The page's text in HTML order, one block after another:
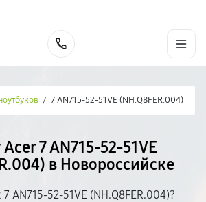
/ 7 AN715-52-51VE (NH.Q8FER.004)
7 AN715-52-51VE
в Новороссийске
AN715-52-51VE (NH.Q8FER.004)?